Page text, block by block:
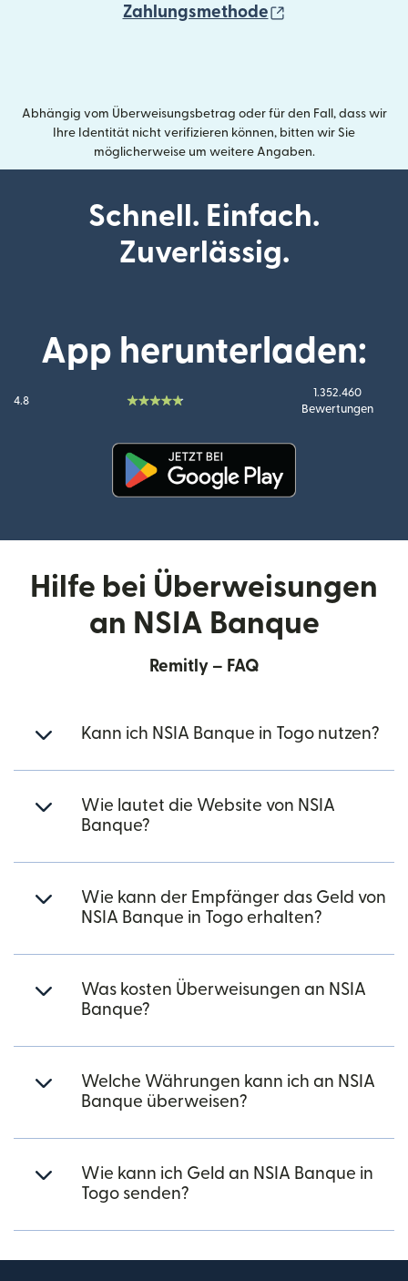
Zahlungsmethode
Abhängig vom Überweisungsbetrag oder für den Fall, dass wir
Ihre Identität nicht verifizieren können, bitten wir Sie
möglicherweise um weitere Angaben.
Schnell. Einfach.
Zuverlässig.
App herunterladen:
4.8
1.352.460
Bewertungen
Hilfe bei Überweisungen
an NSIA Banque
Remitly – FAQ
Kann ich NSIA Banque in Togo nutzen?
Wie lautet die Website von NSIA
Banque?
Wie kann der Empfänger das Geld von
NSIA Banque in Togo erhalten?
Was kosten Überweisungen an NSIA
Banque?
Welche Währungen kann ich an NSIA
Banque überweisen?
Wie kann ich Geld an NSIA Banque in
Togo senden?